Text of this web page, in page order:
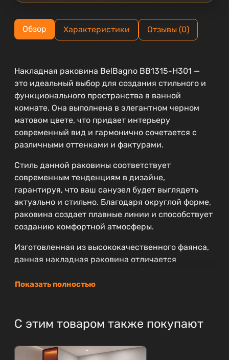
Обзор Характеристики Отзывы (0)
Накладная раковина BelBagno BB1315-H301 —
это идеальный выбор для создания стильного и
функционального пространства в ванной
комнате. Она выполнена в элегантном черном
матовом цвете, что придает интерьеру
современный вид и гармонично сочетается с
различными оттенками и фактурами.
Стиль данной раковины соответствует
современным тенденциям в дизайне,
гарантируя, что ваш санузел будет выглядеть
актуально и стильно. Благодаря округлой форме,
раковина создает плавные линии и способствует
созданию комфортной атмосферы.
Изготовленная из высококачественного фаянса,
данная накладная раковина отличается
резинотехнические изделия составляет 25 лет,
гарантии позволит вам не беспокоиться о замене
комплектующих в ближайшие годы.
Монтаж раковины осуществляется
Показать полностью
С этим товаром также покупают